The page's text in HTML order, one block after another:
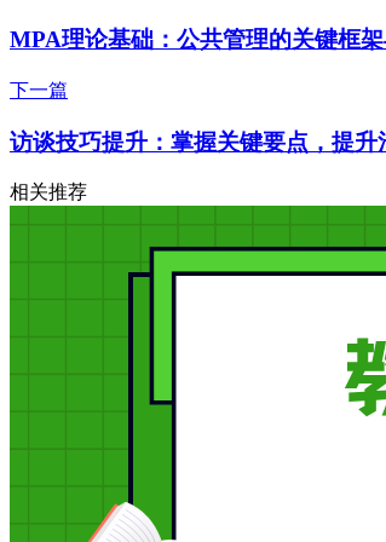
MPA理论基础：公共管理的关键框
下一篇
访谈技巧提升：掌握关键要点，提升
相关推荐